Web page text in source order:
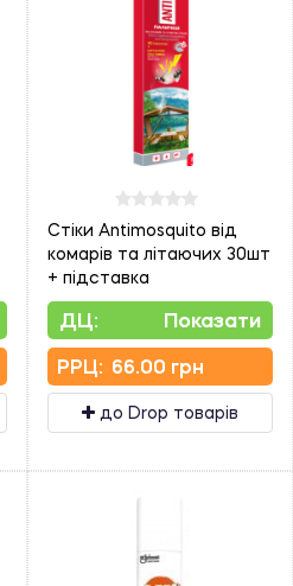
Стіки Antimosquito від
комарів та літаючих 30шт
+ підставка
ДЦ: Показати
PPЦ: 66.00 грн
до Drop товарів